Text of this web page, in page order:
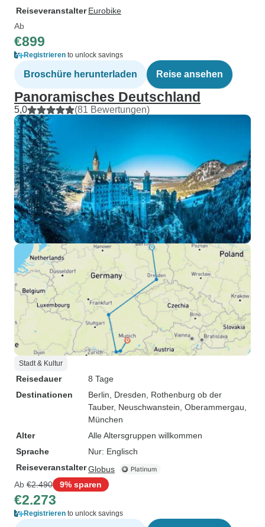
Reiseveranstalter Eurobike
Ab
€899
Registrieren to unlock savings
Broschüre herunterladen Reise ansehen
Panoramisches Deutschland
5,0 (81 Bewertungen)
Stadt & Kultur
Reisedauer
8 Tage
Destinationen
Berlin , Dresden , Rothenburg ob der
Tauber, Neuschwanstein , Oberammergau
München
Alter
Alle Altersgruppen willkommen
Sprache
Nur: Englisch
ReiseveranstalterGlobus
Ab €2.490 9% sparen
€2.273
Registrieren to unlock savings